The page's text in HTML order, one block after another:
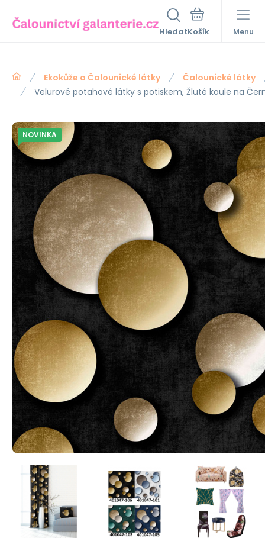
Hledat Menu
Ekokůže a Čalounické látky
Čalounické látky
Velurové potahové látky s potiskem, Žluté koule na
NOVINKA